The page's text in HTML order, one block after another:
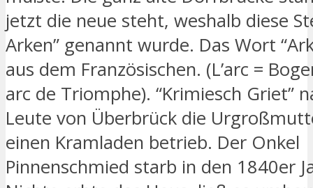
jetzt die neue steht, weshalb diese
Arken” genannt wurde. Das Wort
aus dem Französischen. (L’arc =
arc de Triomphe). “Krimiesch Griet”
Leute von Überbrück die
einen Kramladen betrieb. Der Onkel
Pinnenschmied starb in den 1840er